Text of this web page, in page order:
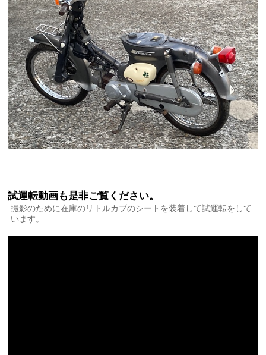
試運転動画も是非ご覧ください。
撮影のために在庫のリトルカブのシートを装着して試運転をして
います。